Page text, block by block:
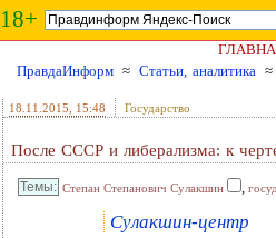
18+
ПравдаИнформ ≈ Статьи, аналитика ≈
18.11.2015 , 15:48 Государство
После СССР и либерализма: к
Степан Степанович Сулакшин ,
Сулакшин-центр